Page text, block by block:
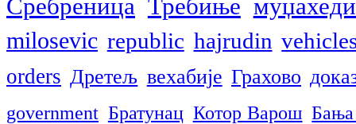
Сребреница Требиње
milosevic republic hajrudin
orders Дретељ вехабије Грахово
government Братунац Котор Варош